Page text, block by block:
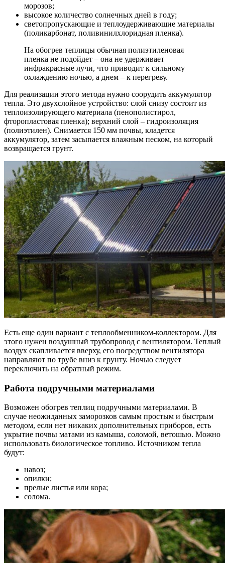
морозов;
высокое количество солнечных дней в году;
светопропускающие и теплоудерживающие материалы
(поликарбонат, поливинилхлоридная пленка).
На обогрев теплицы обычная полиэтиленовая
пленка не подойдет – она не удерживает
инфракрасные лучи, что приводит к сильному
охлаждению ночью, а днем – к перегреву.
Для реализации этого метода нужно соорудить аккумулятор
тепла. Это двухслойное устройство: слой снизу состоит из
теплоизолирующего материала (пенополистирол,
фторопластовая пленка); верхний слой – гидроизоляция
(полиэтилен). Снимается 150 мм почвы, кладется
аккумулятор, затем засыпается влажным песком, на который
возвращается грунт.
Есть еще один вариант с теплообменником-коллектором. Для
этого нужен воздушный трубопровод с вентилятором. Теплый
воздух скапливается вверху, его посредством вентилятора
направляют по трубе вниз к грунту. Ночью следует
переключить на обратный режим.
Работа подручными материалами
Возможен обогрев теплиц подручными материалами. В
случае неожиданных заморозков самым простым и быстрым
методом, если нет никаких дополнительных приборов, есть
укрытие почвы матами из камыша, соломой, ветошью. Можно
использовать биологическое топливо. Источником тепла
будут:
навоз;
опилки;
прелые листья или кора;
солома.